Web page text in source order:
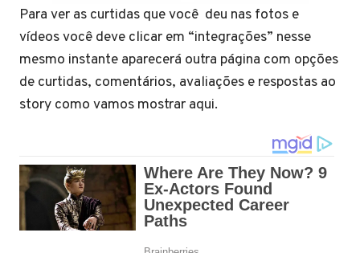
Para ver as curtidas que você deu nas fotos e
vídeos você deve clicar em “integrações” nesse
mesmo instante aparecerá outra página com opções
de curtidas, comentários, avaliações e respostas ao
story como vamos mostrar aqui.